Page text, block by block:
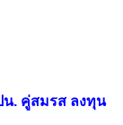
น. คู่สมรส ลงทุน